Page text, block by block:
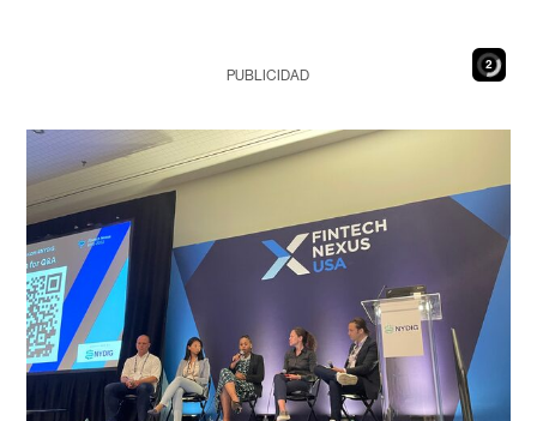
1
PUBLICIDAD